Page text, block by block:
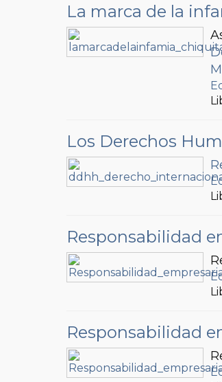
La marca de la
Los Derechos
Responsabilidad
Responsabilidad